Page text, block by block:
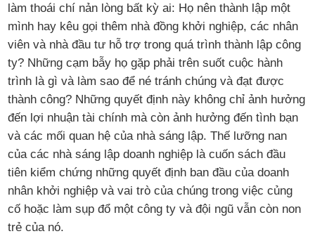
làm thoái chí nản lòng bất kỳ ai: Họ nên thành lập một
mình hay kêu gọi thêm nhà đồng khởi nghiệp, các nhân
viên và nhà đầu tư hỗ trợ trong quá trình thành lập công
ty? Những cạm bẫy họ gặp phải trên suốt cuộc hành
trình là gì và làm sao để né tránh chúng và đạt được
thành công? Những quyết định này không chỉ ảnh hưởng
đến lợi nhuận tài chính mà còn ảnh hưởng đến tình bạn
và các mối quan hệ của nhà sáng lập. Thế lưỡng nan
của các nhà sáng lập doanh nghiệp là cuốn sách đầu
tiên kiểm chứng những quyết định ban đầu của doanh
nhân khởi nghiệp và vai trò của chúng trong việc củng
cố hoặc làm sụp đổ một công ty và đội ngũ vẫn còn non
trẻ của nó.